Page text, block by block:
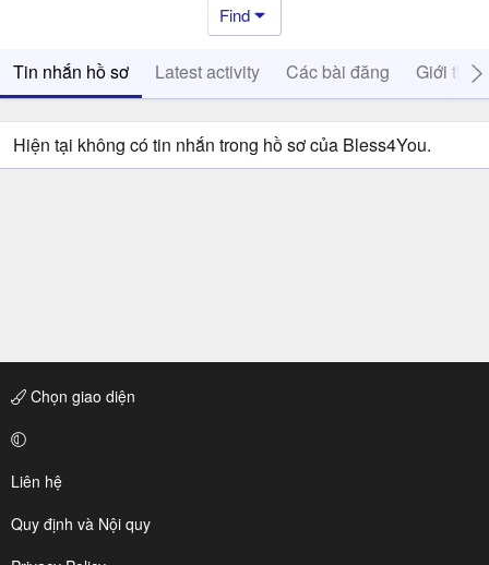
Find
Tin nhắn hồ sơ Latest activity Các bài đăng Giới thiệu
Hiện tại không có tin nhắn trong hồ sơ của Bless4You.
Chọn giao diện
Liên hệ
Quy định và Nội quy